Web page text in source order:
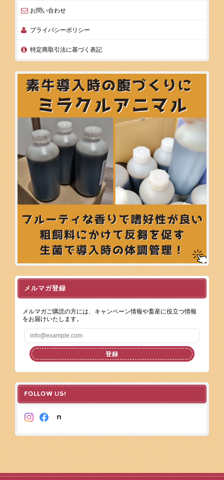
お問い合わせ
プライバシーポリシー
特定商取引法に基づく表記
メルマガ登録
メルマガご購読の方には、キャンペーン情報や畜産に役立つ情報
をお届けいたします。
登録
FOLLOW US!